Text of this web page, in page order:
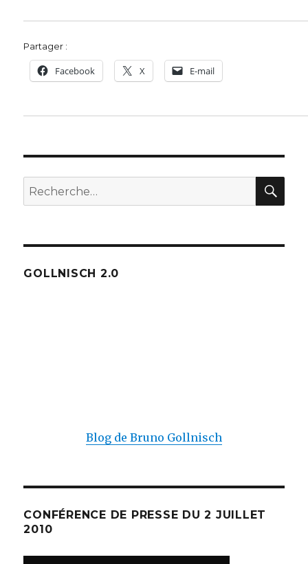
Partager :
Facebook X E-mail
Recherche
pour :
GOLLNISCH 2.0
Blog de Bruno Gollnisch
CONFÉRENCE DE PRESSE DU 2 JUILLET
2010